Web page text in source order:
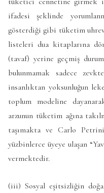
ifadesi şeklinde
gösterdiği gibi tüketim
listeleri dua kitaplarına
(tavaf) yerine geçmiş
bulunmamak sadece
insanlıktan yoksunluğun
toplum modeline
arzunun tüketim ağına
taşımakta ve Carlo
yüzbinlerce üyeye ulaşan
vermektedir.
(iii) Sosyal eşitsizliğin